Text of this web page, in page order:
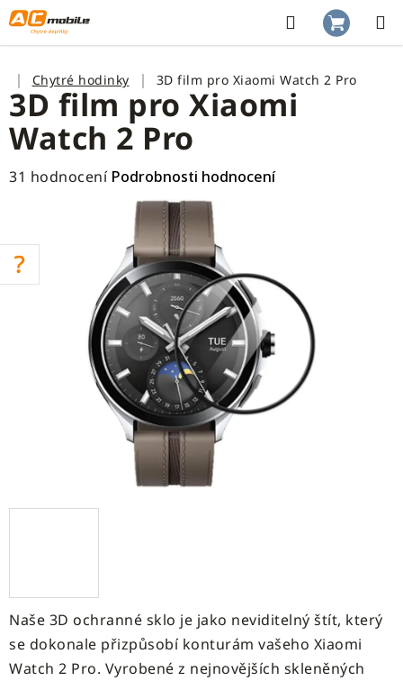
Přejít
na
obsah
Hledat
KOŠÍK
DomůChytré hodinky 3D film pro Xiaomi Watch 2 Pro
Naše 3D ochranné sklo je jako neviditelný štít, který
se dokonale přizpůsobí konturám vašeho Xiaomi
Watch 2 Pro. Vyrobené z nejnovějších skleněných
3D film pro Xiaomi
Watch 2 Pro
Průměrné
je
2,8
31 hodnocení Podrobnosti hodnocení